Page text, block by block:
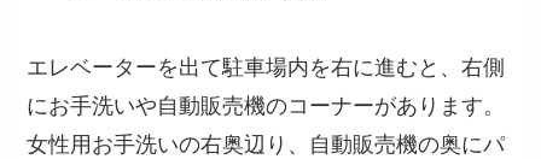
エレベーターを出て駐車場内を右に進むと、右側
にお手洗いや自動販売機のコーナーがあります。
女性用お手洗いの右奥辺り、自動販売機の奥にパ